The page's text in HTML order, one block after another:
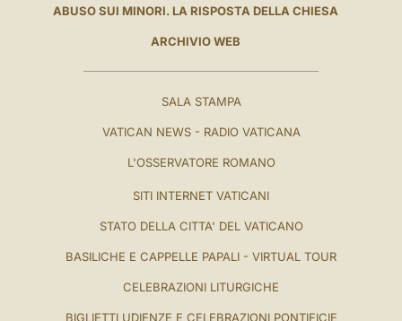
ABUSO SUI MINORI. LA RISPOSTA DELLA CHIESA
ARCHIVIO WEB
SALA STAMPA
VATICAN NEWS - RADIO VATICANA
L'OSSERVATORE ROMANO
SITI INTERNET VATICANI
STATO DELLA CITTA' DEL VATICANO
BASILICHE E CAPPELLE PAPALI - VIRTUAL TOUR
CELEBRAZIONI LITURGICHE
BIGLIETTI UDIENZE E CELEBRAZIONI PONTIFICIE